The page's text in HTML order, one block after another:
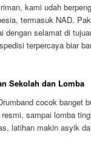
kami udah
termasuk NAD.
dengan selamat di
terpercaya biar
Sekolah dan Lomba
cocok banget
sampai lomba
latihan makin asyik